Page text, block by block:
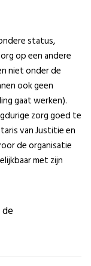
status,
op een andere
niet onder de
ook geen
gaat werken).
zorg goed te
van Justitie en
de organisatie
met zijn